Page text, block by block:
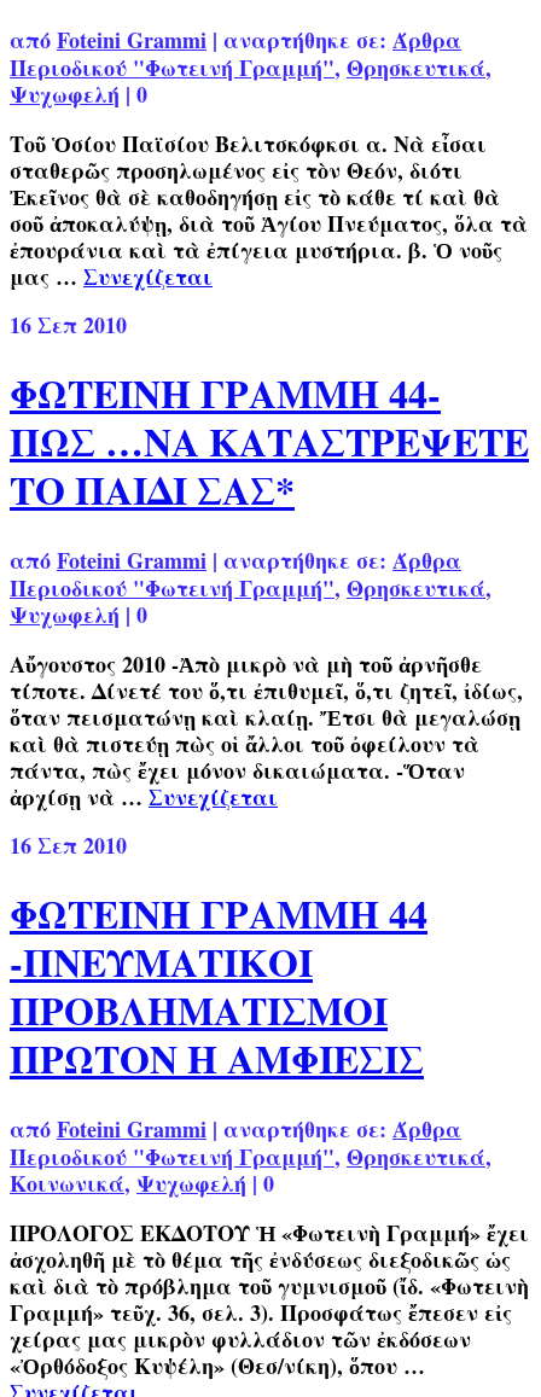
απόFoteini Grammi | αναρτήθηκε σε: Άρθρα
Περιοδικού "Φωτεινή Γραμμή", Θρησκευτικά,
Ψυχωφελή | 0
Τοῦ Ὁσίου Παϊσίου Βελιτσκόφκσι α. Νὰ εἶσαι
σταθερῶς προσηλωμένος εἰς τὸν Θεόν, διότι
Ἐκεῖνος θὰ σὲ καθοδηγήσῃ εἰς τὸ κάθε τί καὶ θὰ
σοῦ ἀποκαλύψῃ, διὰ τοῦ Ἁγίου Πνεύματος, ὅλα τὰ
ἐπουράνια καὶ τὰ ἐπίγεια μυστήρια. β. Ὁ νοῦς
μας … Συνεχίζεται
16Σεπ 2010
ΦΩΤΕΙΝΗ ΓΡΑΜΜΗ 44-
ΠΩΣ …ΝΑ ΚΑΤΑΣΤΡΕΨΕΤΕ
ΤΟ ΠΑΙΔΙ ΣΑΣ*
απόFoteini Grammi | αναρτήθηκε σε: Άρθρα
Περιοδικού "Φωτεινή Γραμμή", Θρησκευτικά,
Ψυχωφελή | 0
Αὔγουστος 2010 -Ἀπὸ μικρὸ νὰ μὴ τοῦ ἀρνῆσθε
τίποτε. Δίνετέ του ὅ,τι ἐπιθυμεῖ, ὅ,τι ζητεῖ, ἰδίως,
ὅταν πεισματώνῃ καὶ κλαίῃ. Ἔτσι θὰ μεγαλώσῃ
καὶ θὰ πιστεύῃ πὼς οἱ ἄλλοι τοῦ ὀφείλουν τὰ
πάντα, πὼς ἔχει μόνον δικαιώματα. -Ὅταν
ἀρχίσῃ νὰ … Συνεχίζεται
16Σεπ 2010
ΦΩΤΕΙΝΗ ΓΡΑΜΜΗ 44
-ΠΝΕΥΜΑΤΙΚΟΙ
ΠΡΟΒΛΗΜΑΤΙΣΜΟΙ
ΠΡΩΤΟΝ Η ΑΜΦΙΕΣΙΣ
απόFoteini Grammi | αναρτήθηκε σε: Άρθρα
Περιοδικού "Φωτεινή Γραμμή", Θρησκευτικά,
Κοινωνικά, Ψυχωφελή | 0
ΠΡΟΛΟΓΟΣ ΕΚΔΟΤΟΥ Ἡ «Φωτεινὴ Γραμμή» ἔχει
ἀσχοληθῆ μὲ τὸ θέμα τῆς ἐνδύσεως διεξοδικῶς ὡς
καὶ διὰ τὸ πρόβλημα τοῦ γυμνισμοῦ (ἴδ. «Φωτεινὴ
Γραμμή» τεῦχ. 36, σελ. 3). Προσφάτως ἔπεσεν εἰς
χείρας μας μικρὸν φυλλάδιον τῶν ἐκδόσεων
«Ὀρθόδοξος Κυψέλη» (Θεσ/νίκη), ὅπου …